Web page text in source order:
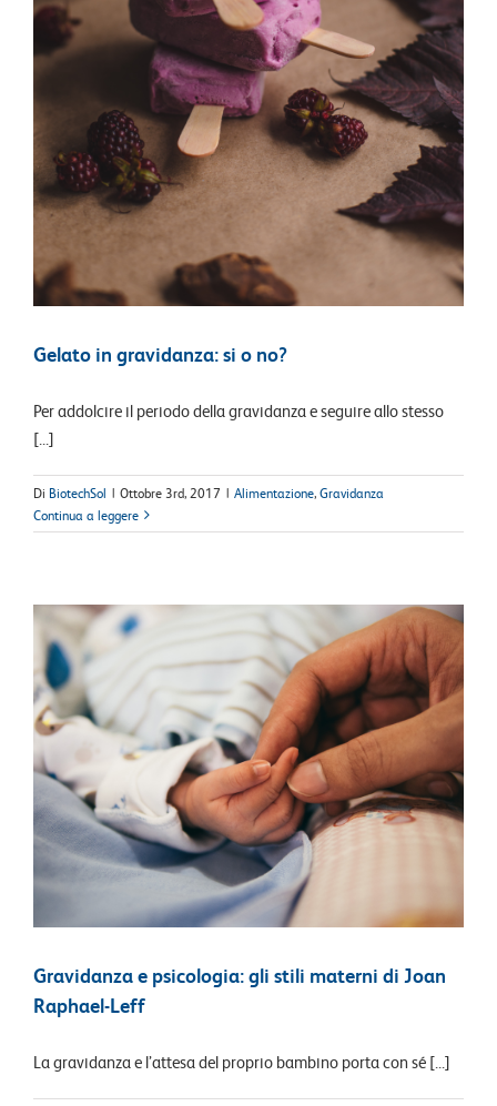
Gelato in gravidanza: si o no?
Per addolcire il periodo della gravidanza e seguire allo stesso
[...]
Di BiotechSol | Ottobre 3rd, 2017 | Alimentazione,Gravidanza
Continua a leggere
Gravidanza e psicologia: gli stili materni di Joan
Raphael-Leff
La gravidanza e l’attesa del proprio bambino porta con sé [...]